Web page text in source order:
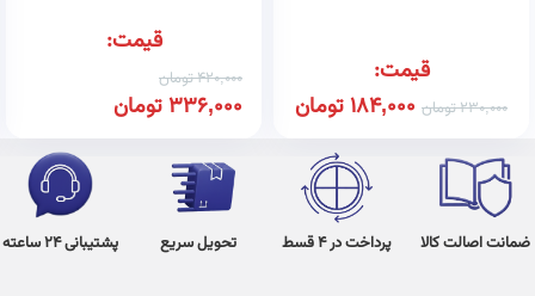
قیمت:
230,000تومان 184,000تومان
قیمت:
420,000تومان
336,000تومان
ضمانت اصالت کالا پرداخت در 4 قسط تحویل سریع پشتیبانی 24 ساعته